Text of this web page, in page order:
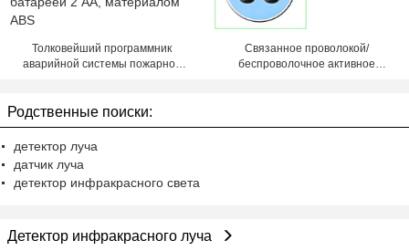
Толковейший программник
аварийной системы пожарной
Связанное проволокой/
беспроволочное активное
Родственные поиски:
детектор луча
датчик луча
детектор инфракрасного света
Детектор инфракрасного луча